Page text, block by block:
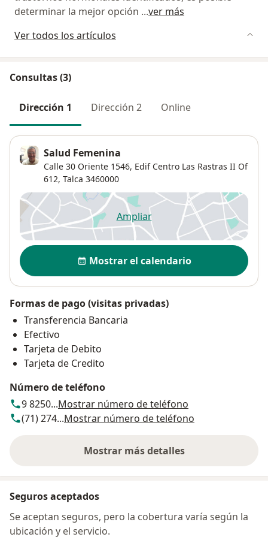
determinar la mejor opción ...ver más
Ver todos los artículos
Consultas (3)
Dirección 1 Dirección 2 Online
Salud Femenina
Calle 30 Oriente 1546, Edif Centro Las Rastras II Of
612, Talca 3460000
Ampliarse abre en una nueva
Disponibilidad
Mostrar el calendario
Formas de pago (visitas privadas)
Transferencia Bancaria
Efectivo
Tarjeta de Debito
Tarjeta de Credito
Número de teléfono
9 8250...Mostrar número de teléfono
(71) 274...Mostrar número de teléfono
Mostrar más detalles
sobre la dirección
Seguros aceptados
Se aceptan seguros, pero la cobertura varía según la
ubicación y el servicio.